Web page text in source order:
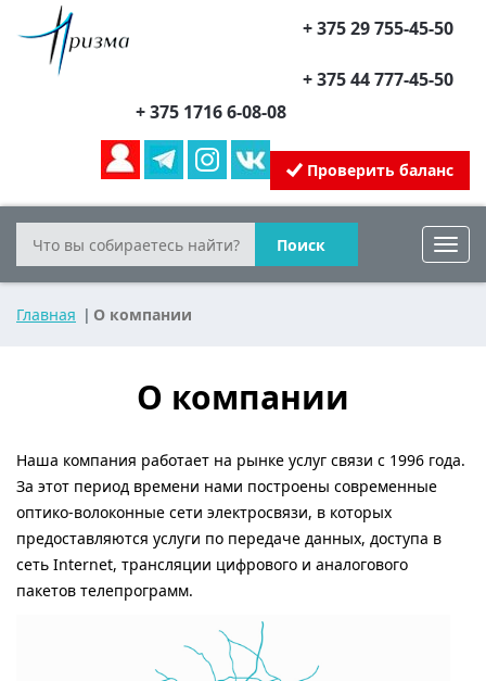
+ 375 29 755-45-50
+ 375 44 777-45-50
+ 375 1716 6-08-08
Проверить баланс
Поиск
Главная О компании
О компании
Наша компания работает на рынке услуг связи с 1996 года.
За этот период времени нами построены современные
оптико-волоконные сети электросвязи, в которых
предоставляются услуги по передаче данных, доступа в
сеть Internet, трансляции цифрового и аналогового
пакетов телепрограмм.